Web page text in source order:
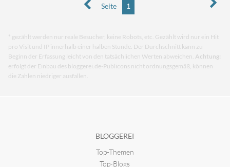
Seite 1
* gezählt werden nur reale Besucher, keine Robots, etc. Gezählt wird nur ein Hit
pro Visit und IP innerhalb einer halben Stunde. Der Durchschnitt kann zu
Beginn der Erfassung leicht von den tatsächlichen Werten abweichen. Achtung:
erfolgt der Einbau des bloggerei.de-Publicons nicht ordnungsgemäß, können
die Zahlen niedriger ausfallen.
BLOGGEREI
Top-Themen
Top-Blogs